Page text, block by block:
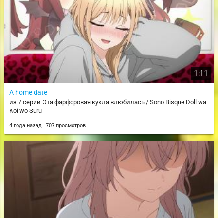
1:11
A home date
из 7 серии Эта фарфоровая кукла влюбилась / Sono Bisque Doll wa
Koi wo Suru
4 года назад 707 просмотров